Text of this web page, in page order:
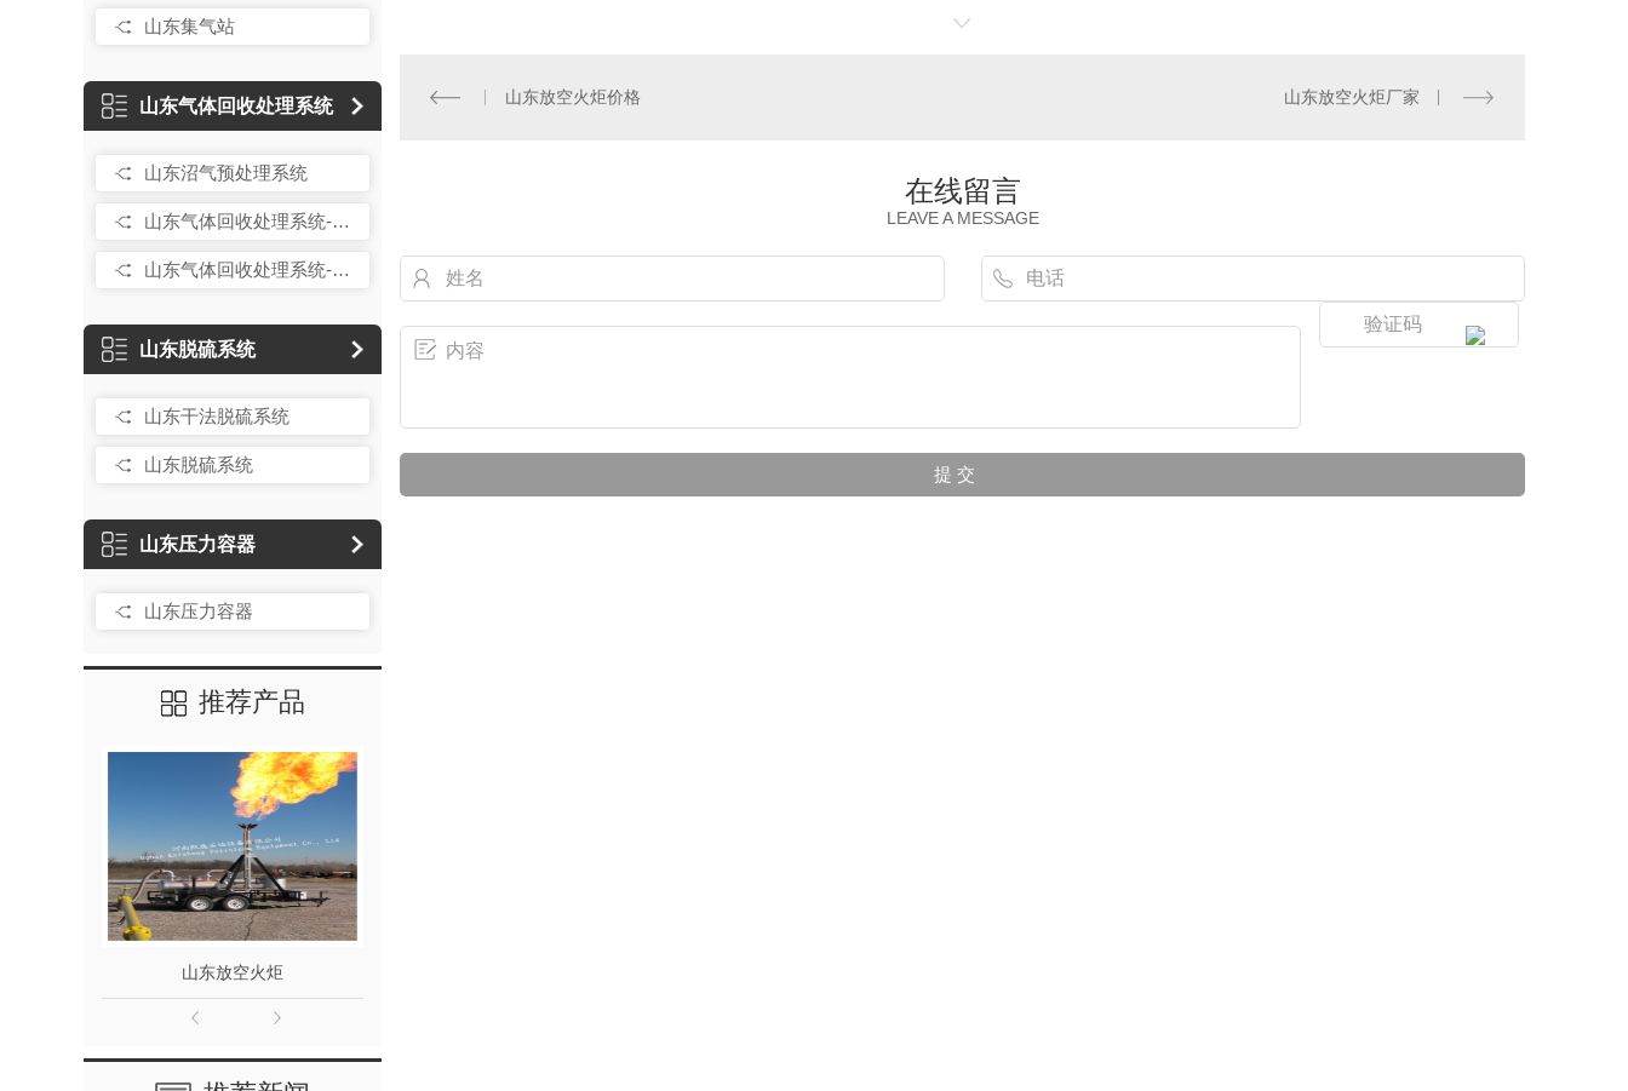
山东集气站
山东气体回收处理系统
山东沼气预处理系统
山东气体回收处理系统-气柜
山东气体回收处理系统-干式气柜
山东脱硫系统
山东干法脱硫系统
山东脱硫系统
山东压力容器
山东压力容器
推荐产品
山东放空火炬
山东放空火炬价格 山东放空火炬厂家
在线留言
LEAVE A MESSAGE